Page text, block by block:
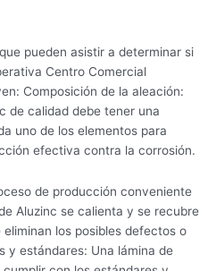
pueden asistir a determinar si
Centro Comercial
Composición de la aleación:
de calidad debe tener una
uno de los elementos para
efectiva contra la corrosión.
de producción conveniente
Aluzinc se calienta y se recubre
los posibles defectos o
y estándares: Una lámina de